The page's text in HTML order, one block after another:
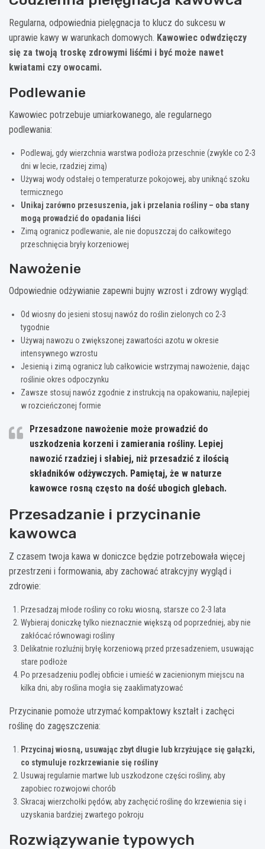
Regularna, odpowiednia pielęgnacja to klucz do sukcesu w
uprawie kawy w warunkach domowych. Kawowiec odwdzięczy
się za twoją troskę zdrowymi liśćmi i być może nawet
kwiatami czy owocami.
Podlewanie
Kawowiec potrzebuje umiarkowanego, ale regularnego
podlewania:
Podlewaj, gdy wierzchnia warstwa podłoża przeschnie (zwykle co 2-3
dni w lecie, rzadziej zimą)
Używaj wody odstałej o temperaturze pokojowej, aby uniknąć szoku
termicznego
Unikaj zarówno przesuszenia, jak i przelania rośliny – oba stany
mogą prowadzić do opadania liści
Zimą ogranicz podlewanie, ale nie dopuszczaj do całkowitego
przeschnięcia bryły korzeniowej
Nawożenie
Odpowiednie odżywianie zapewni bujny wzrost i zdrowy wygląd:
Od wiosny do jesieni stosuj nawóz do roślin zielonych co 2-3
tygodnie
Używaj nawozu o zwiększonej zawartości azotu w okresie
intensywnego wzrostu
Jesienią i zimą ogranicz lub całkowicie wstrzymaj nawożenie, dając
roślinie okres odpoczynku
Zawsze stosuj nawóz zgodnie z instrukcją na opakowaniu, najlepiej
w rozcieńczonej formie
Przesadzone nawożenie może prowadzić do
uszkodzenia korzeni i zamierania rośliny. Lepiej
nawozić rzadziej i słabiej, niż przesadzić z ilością
składników odżywczych. Pamiętaj, że w naturze
kawowce rosną często na dość ubogich glebach.
Przesadzanie i przycinanie
kawowca
Z czasem twoja kawa w doniczce będzie potrzebowała więcej
przestrzeni i formowania, aby zachować atrakcyjny wygląd i
zdrowie:
Przesadzaj młode rośliny co roku wiosną, starsze co 2-3 lata
Wybieraj doniczkę tylko nieznacznie większą od poprzedniej, aby nie
zakłócać równowagi rośliny
Delikatnie rozluźnij bryłę korzeniową przed przesadzeniem, usuwając
stare podłoże
Po przesadzeniu podlej obficie i umieść w zacienionym miejscu na
kilka dni, aby roślina mogła się zaaklimatyzować
Przycinanie pomoże utrzymać kompaktowy kształt i zachęci
roślinę do zagęszczenia:
Przycinaj wiosną, usuwając zbyt długie lub krzyżujące się gałązki,
co stymuluje rozkrzewianie się rośliny
Usuwaj regularnie martwe lub uszkodzone części rośliny, aby
zapobiec rozwojowi chorób
Skracaj wierzchołki pędów, aby zachęcić roślinę do krzewienia się i
uzyskania bardziej zwartego pokroju
Rozwiązywanie typowych